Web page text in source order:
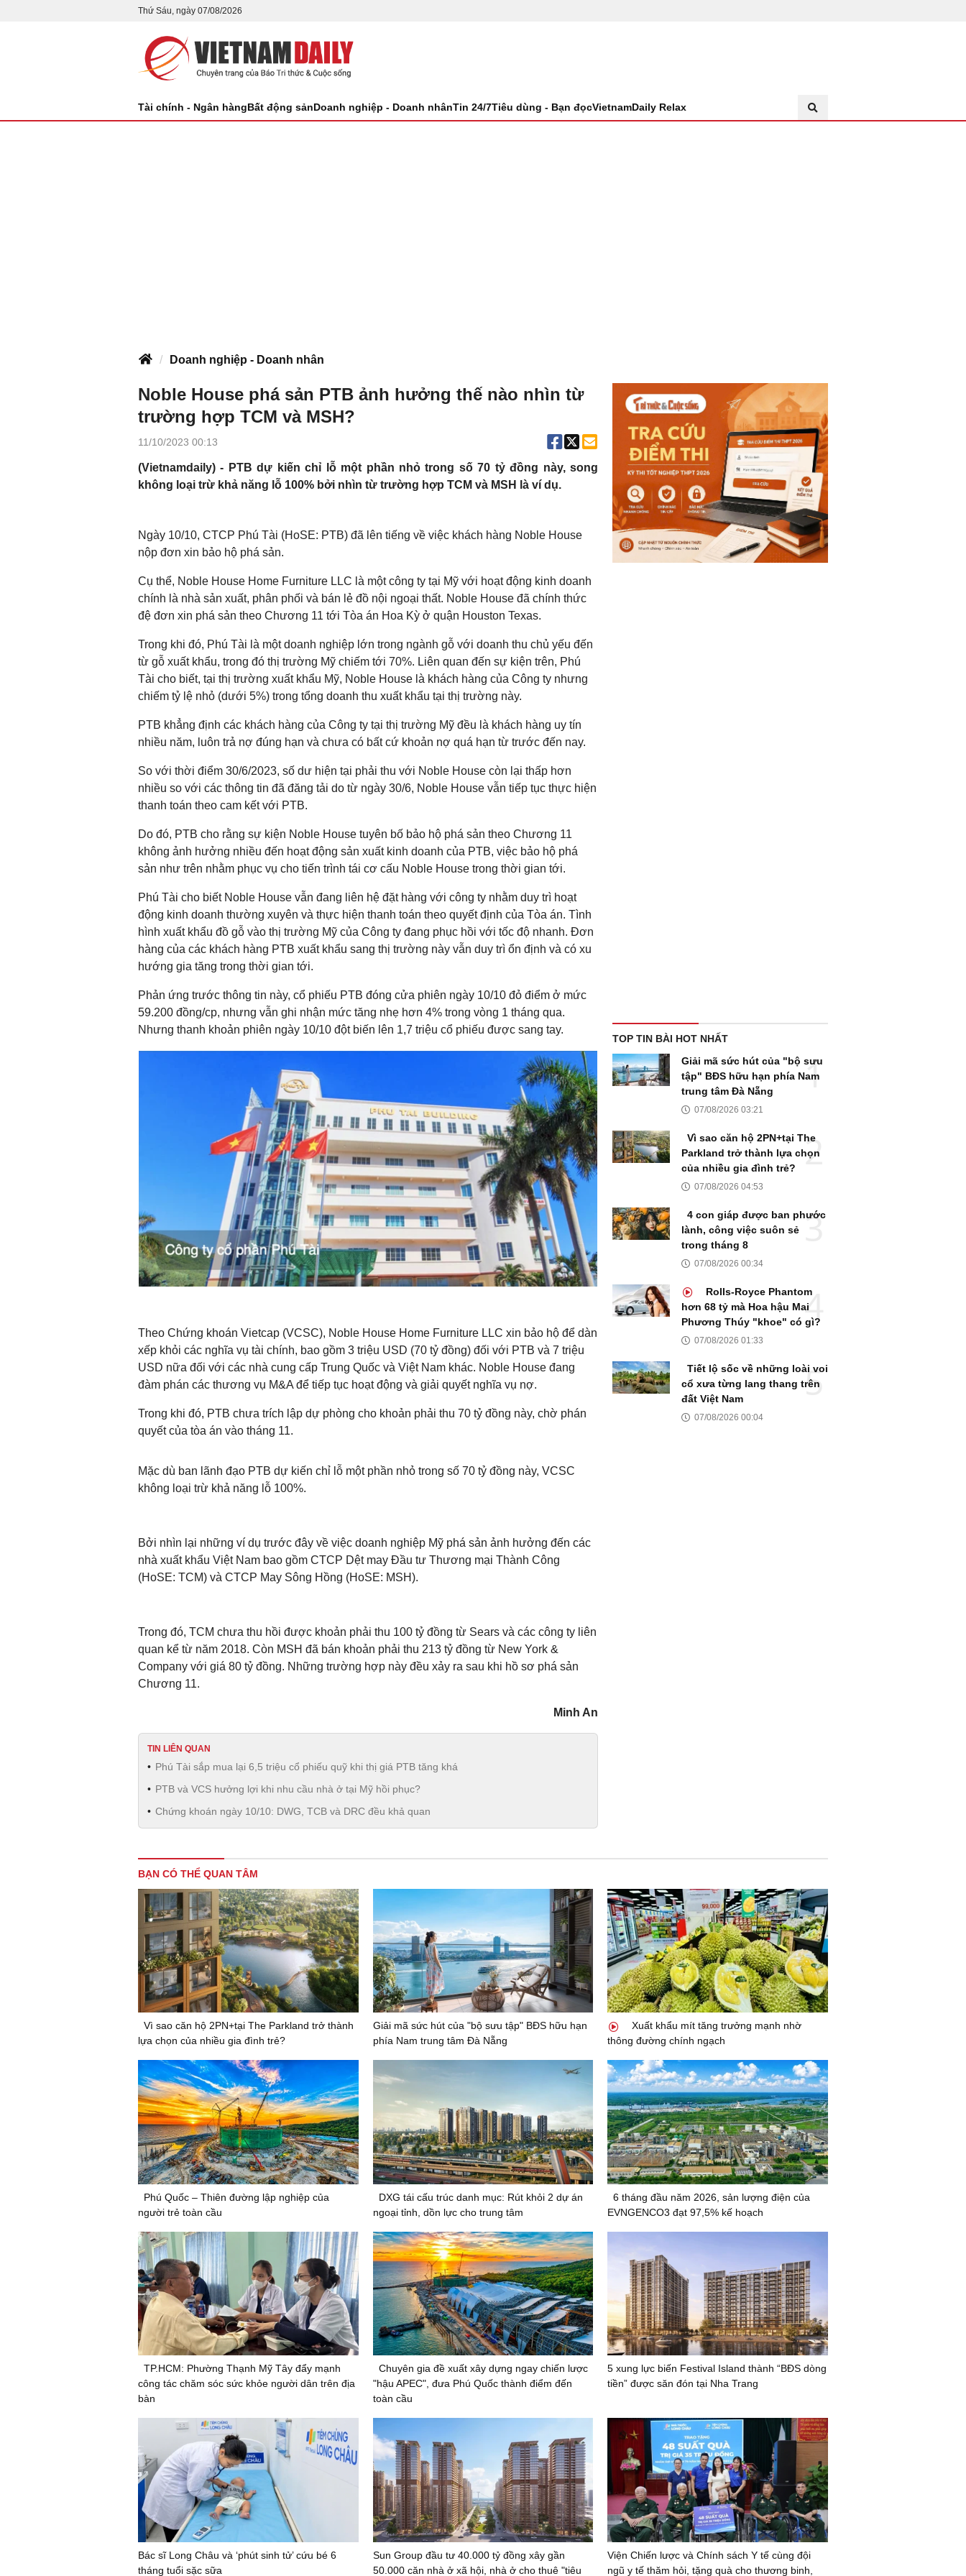
Thứ Sáu, ngày 07/08/2026
Tài chính - Ngân hàngBất động sảnDoanh nghiệp - Doanh nhânTin 24/7Tiêu dùng - Bạn đọcVietnamDaily Relax
Doanh nghiệp - Doanh nhân
Noble House phá sản PTB ảnh hưởng thế nào nhìn từ
trường hợp TCM và MSH?
11/10/2023 00:13
(Vietnamdaily) - PTB dự kiến chỉ lỗ một phần nhỏ trong số 70 tỷ đồng này, song
không loại trừ khả năng lỗ 100% bởi nhìn từ trường hợp TCM và MSH là ví dụ.
Ngày 10/10, CTCP Phú Tài (HoSE: PTB) đã lên tiếng về việc khách hàng Noble House
nộp đơn xin bảo hộ phá sản.
Cụ thể, Noble House Home Furniture LLC là một công ty tại Mỹ với hoạt động kinh doanh
chính là nhà sản xuất, phân phối và bán lẻ đồ nội ngoại thất. Noble House đã chính thức
đệ đơn xin phá sản theo Chương 11 tới Tòa án Hoa Kỳ ở quận Houston Texas.
Trong khi đó, Phú Tài là một doanh nghiệp lớn trong ngành gỗ với doanh thu chủ yếu đến
từ gỗ xuất khẩu, trong đó thị trường Mỹ chiếm tới 70%. Liên quan đến sự kiện trên, Phú
Tài cho biết, tại thị trường xuất khẩu Mỹ, Noble House là khách hàng của Công ty nhưng
chiếm tỷ lệ nhỏ (dưới 5%) trong tổng doanh thu xuất khẩu tại thị trường này.
PTB khẳng định các khách hàng của Công ty tại thị trường Mỹ đều là khách hàng uy tín
nhiều năm, luôn trả nợ đúng hạn và chưa có bất cứ khoản nợ quá hạn từ trước đến nay.
So với thời điểm 30/6/2023, số dư hiện tại phải thu với Noble House còn lại thấp hơn
nhiều so với các thông tin đã đăng tải do từ ngày 30/6, Noble House vẫn tiếp tục thực hiện
thanh toán theo cam kết với PTB.
Do đó, PTB cho rằng sự kiện Noble House tuyên bố bảo hộ phá sản theo Chương 11
không ảnh hưởng nhiều đến hoạt động sản xuất kinh doanh của PTB, việc bảo hộ phá
sản như trên nhằm phục vụ cho tiến trình tái cơ cấu Noble House trong thời gian tới.
Phú Tài cho biết Noble House vẫn đang liên hệ đặt hàng với công ty nhằm duy trì hoạt
động kinh doanh thường xuyên và thực hiện thanh toán theo quyết định của Tòa án. Tình
hình xuất khẩu đồ gỗ vào thị trường Mỹ của Công ty đang phục hồi với tốc độ nhanh. Đơn
hàng của các khách hàng PTB xuất khẩu sang thị trường này vẫn duy trì ổn định và có xu
hướng gia tăng trong thời gian tới.
Phản ứng trước thông tin này, cổ phiếu PTB đóng cửa phiên ngày 10/10 đỏ điểm ở mức
59.200 đồng/cp, nhưng vẫn ghi nhận mức tăng nhẹ hơn 4% trong vòng 1 tháng qua.
Nhưng thanh khoản phiên ngày 10/10 đột biến lên 1,7 triệu cổ phiếu được sang tay.
Theo Chứng khoán Vietcap (VCSC), Noble House Home Furniture LLC xin bảo hộ để dàn
xếp khỏi các nghĩa vụ tài chính, bao gồm 3 triệu USD (70 tỷ đồng) đối với PTB và 7 triệu
USD nữa đối với các nhà cung cấp Trung Quốc và Việt Nam khác. Noble House đang
đàm phán các thương vụ M&A để tiếp tục hoạt động và giải quyết nghĩa vụ nợ.
Trong khi đó, PTB chưa trích lập dự phòng cho khoản phải thu 70 tỷ đồng này, chờ phán
quyết của tòa án vào tháng 11.
Mặc dù ban lãnh đạo PTB dự kiến chỉ lỗ một phần nhỏ trong số 70 tỷ đồng này, VCSC
không loại trừ khả năng lỗ 100%.
Bởi nhìn lại những ví dụ trước đây về việc doanh nghiệp Mỹ phá sản ảnh hưởng đến các
nhà xuất khẩu Việt Nam bao gồm CTCP Dệt may Đầu tư Thương mại Thành Công
(HoSE: TCM) và CTCP May Sông Hồng (HoSE: MSH).
Trong đó, TCM chưa thu hồi được khoản phải thu 100 tỷ đồng từ Sears và các công ty liên
quan kể từ năm 2018. Còn MSH đã bán khoản phải thu 213 tỷ đồng từ New York &
Company với giá 80 tỷ đồng. Những trường hợp này đều xảy ra sau khi hồ sơ phá sản
Chương 11.
Minh An
TIN LIÊN QUAN
Phú Tài sắp mua lại 6,5 triệu cổ phiếu quỹ khi thị giá PTB tăng khá
PTB và VCS hưởng lợi khi nhu cầu nhà ở tại Mỹ hồi phục?
Chứng khoán ngày 10/10: DWG, TCB và DRC đều khả quan
TOP TIN BÀI HOT NHẤT
Giải mã sức hút của "bộ sưu
tập" BĐS hữu hạn phía Nam
trung tâm Đà Nẵng
07/08/2026 03:21
Vì sao căn hộ 2PN+tại The
Parkland trở thành lựa chọn
của nhiều gia đình trẻ?
07/08/2026 04:53
4 con giáp được ban phước
lành, công việc suôn sẻ
trong tháng 8
07/08/2026 00:34
Rolls-Royce Phantom
hơn 68 tỷ mà Hoa hậu Mai
Phương Thúy "khoe" có gì?
07/08/2026 01:33
Tiết lộ sốc về những loài voi
cổ xưa từng lang thang trên
đất Việt Nam
07/08/2026 00:04
BẠN CÓ THỂ QUAN TÂM
Vì sao căn hộ 2PN+tại The Parkland trở thành
lựa chọn của nhiều gia đình trẻ?
Giải mã sức hút của "bộ sưu tập" BĐS hữu hạn
phía Nam trung tâm Đà Nẵng
Xuất khẩu mít tăng trưởng mạnh nhờ
thông đường chính ngạch
Phú Quốc – Thiên đường lập nghiệp của
người trẻ toàn cầu
DXG tái cấu trúc danh mục: Rút khỏi 2 dự án
ngoại tỉnh, dồn lực cho trung tâm
6 tháng đầu năm 2026, sản lượng điện của
EVNGENCO3 đạt 97,5% kế hoạch
TP.HCM: Phường Thạnh Mỹ Tây đẩy mạnh
công tác chăm sóc sức khỏe người dân trên địa
bàn
Chuyên gia đề xuất xây dựng ngay chiến lược
"hậu APEC", đưa Phú Quốc thành điểm đến
toàn cầu
5 xung lực biến Festival Island thành “BĐS dòng
tiền” được săn đón tại Nha Trang
Bác sĩ Long Châu và ‘phút sinh tử’ cứu bé 6
tháng tuổi sặc sữa
Sun Group đầu tư 40.000 tỷ đồng xây gần
50.000 căn nhà ở xã hội, nhà ở cho thuê "tiêu
Viện Chiến lược và Chính sách Y tế cùng đội
ngũ y tế thăm hỏi, tặng quà cho thương binh,